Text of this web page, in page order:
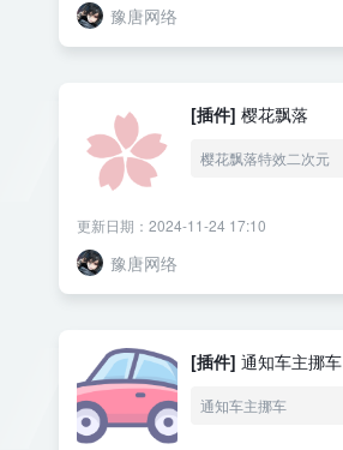
豫唐网络
[插件] 樱花飘落
樱花飘落特效二次元
更新日期：2024-11-24 17:10
豫唐网络
[插件] 通知车主挪车
通知车主挪车